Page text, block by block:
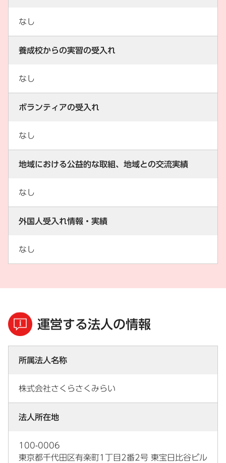
なし
養成校からの実習の受入れ
なし
ボランティアの受入れ
なし
地域における公益的な取組、地域との交流実績
なし
外国人受入れ情報・実績
なし
運営する法人の情報
所属法人名称
株式会社さくらさくみらい
法人所在地
100-0006
東京都千代田区有楽町1丁目2番2号 東宝日比谷ビル